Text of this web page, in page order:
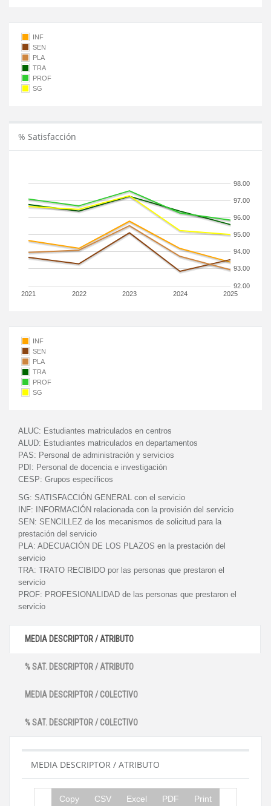
INF
SEN
PLA
TRA
PROF
SG
% Satisfacción
2021 2022 2023 2024 2025
92.00
93.00
94.00
95.00
96.00
97.00
98.00
INF
SEN
PLA
TRA
PROF
SG
ALUC: Estudiantes matriculados en centros
ALUD: Estudiantes matriculados en departamentos
PAS: Personal de administración y servicios
PDI: Personal de docencia e investigación
CESP: Grupos específicos
SG: SATISFACCIÓN GENERAL con el servicio
INF:
INFORMACIÓN relacionada con la provisión del servicio
SEN: SENCILLEZ de los mecanismos de solicitud para la
prestación del servicio
PLA: ADECUACIÓN DE LOS PLAZOS en la prestación del
servicio
TRA: TRATO RECIBIDO por las personas que prestaron el
servicio
PROF: PROFESIONALIDAD de las personas que prestaron el
servicio
MEDIA DESCRIPTOR / ATRIBUTO
% SAT. DESCRIPTOR / ATRIBUTO
MEDIA DESCRIPTOR / COLECTIVO
% SAT. DESCRIPTOR / COLECTIVO
MEDIA DESCRIPTOR / ATRIBUTO
Copy CSV Excel PDF Print